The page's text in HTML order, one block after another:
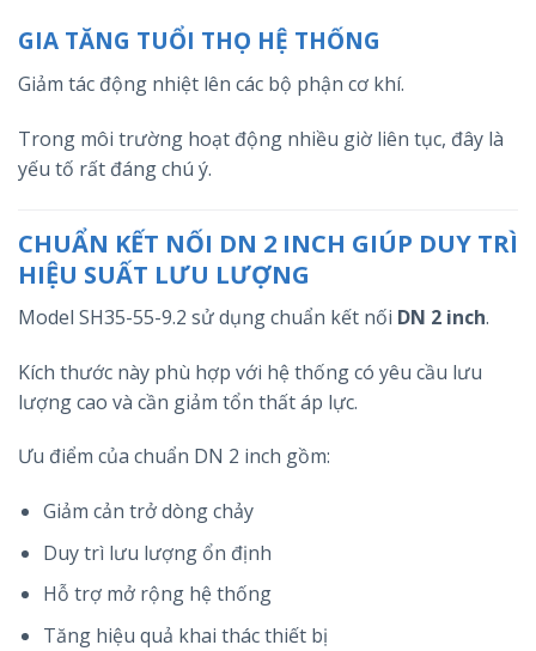
GIA TĂNG TUỔI THỌ HỆ THỐNG
Giảm tác động nhiệt lên các bộ phận cơ khí.
Trong môi trường hoạt động nhiều giờ liên tục, đây là
yếu tố rất đáng chú ý.
CHUẨN KẾT NỐI DN 2 INCH GIÚP DUY TRÌ
HIỆU SUẤT LƯU LƯỢNG
Model SH35-55-9.2 sử dụng chuẩn kết nối DN 2 inch.
Kích thước này phù hợp với hệ thống có yêu cầu lưu
lượng cao và cần giảm tổn thất áp lực.
Ưu điểm của chuẩn DN 2 inch gồm:
Giảm cản trở dòng chảy
Duy trì lưu lượng ổn định
Hỗ trợ mở rộng hệ thống
Tăng hiệu quả khai thác thiết bị